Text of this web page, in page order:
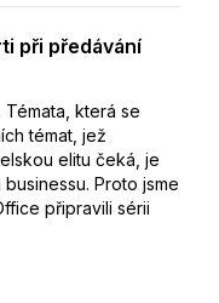
při předávání
která se
témat, jež
elitu čeká, je
Proto jsme
připravili sérii